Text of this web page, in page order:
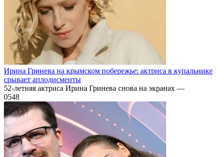
Ирина Гринева на крымском побережье: актриса в купальнике
срывает аплодисменты
52-летняя актриса Ирина Гринева снова на экранах —
0548